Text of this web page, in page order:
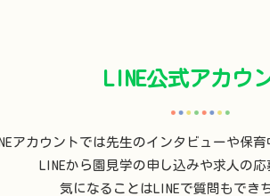
LINE公式アカウ
アカウントでは先生のインタビューや保
LINEから園見学の申し込みや求人の応
気になることはLINEで質問もでき